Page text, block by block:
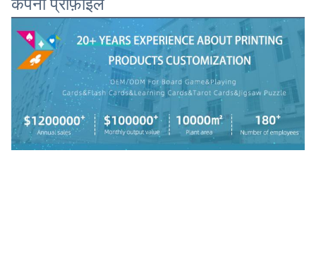
कंपनी प्रोफ़ाइल